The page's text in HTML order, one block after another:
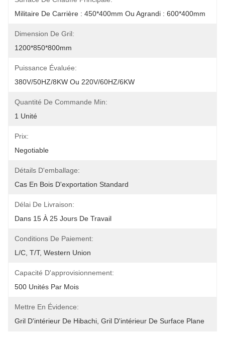
Militaire De Carrière : 450*400mm Ou Agrandi : 600*400mm
Dimension De Gril:
1200*850*800mm
Puissance Évaluée:
380V/50HZ/8KW Ou 220V/60HZ/6KW
Quantité De Commande Min:
1 Unité
Prix:
Negotiable
Détails D'emballage:
Cas En Bois D'exportation Standard
Délai De Livraison:
Dans 15 À 25 Jours De Travail
Conditions De Paiement:
L/C, T/T, Western Union
Capacité D'approvisionnement:
500 Unités Par Mois
Mettre En Évidence:
Gril D'intérieur De Hibachi Gril D'intérieur De Surface Plane